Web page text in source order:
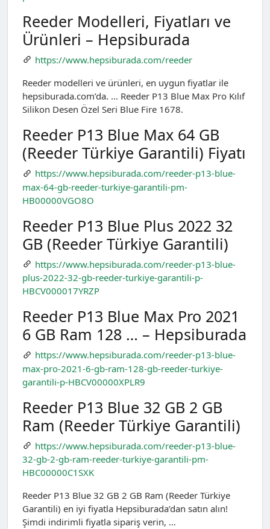
Reeder Modelleri, Fiyatları ve
Ürünleri – Hepsiburada
https://www.hepsiburada.com/reeder
Reeder modelleri ve ürünleri, en uygun fiyatlar ile
hepsiburada.com’da. … Reeder P13 Blue Max Pro Kılıf
Silikon Desen Özel Seri Blue Fire 1678.
Reeder P13 Blue Max 64 GB
(Reeder Türkiye Garantili) Fiyatı
https://www.hepsiburada.com/reeder-p13-blue-
max-64-gb-reeder-turkiye-garantili-pm-
HB00000VGO8O
Reeder P13 Blue Plus 2022 32
GB (Reeder Türkiye Garantili)
https://www.hepsiburada.com/reeder-p13-blue-
plus-2022-32-gb-reeder-turkiye-garantili-p-
HBCV000017YRZP
Reeder P13 Blue Max Pro 2021
6 GB Ram 128 … – Hepsiburada
https://www.hepsiburada.com/reeder-p13-blue-
max-pro-2021-6-gb-ram-128-gb-reeder-turkiye-
garantili-p-HBCV00000XPLR9
Reeder P13 Blue 32 GB 2 GB
Ram (Reeder Türkiye Garantili)
https://www.hepsiburada.com/reeder-p13-blue-
32-gb-2-gb-ram-reeder-turkiye-garantili-pm-
HBC00000C1SXK
Reeder P13 Blue 32 GB 2 GB Ram (Reeder Türkiye
Garantili) en iyi fiyatla Hepsiburada’dan satın alın!
Şimdi indirimli fiyatla sipariş verin, …